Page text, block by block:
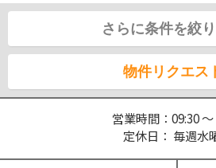
さらに条件を絞
物件リクエス
営業時間：09:30 ～
定休日： 毎週水